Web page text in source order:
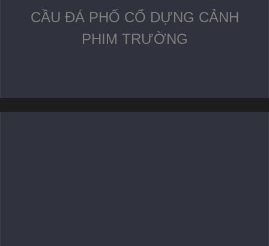
CẦU ĐÁ PHỐ CỔ DỰNG CẢNH
PHIM TRƯỜNG